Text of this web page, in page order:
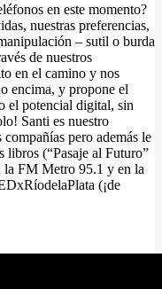
en este momento?
nuestras preferencias,
– sutil o burda
de nuestros
en el camino y nos
encima, y propone el
el potencial digital, sin
Santi es nuestro
pero además le
libros (“Pasaje al Futuro”
la FM Metro 95.1 y en la
(¡de